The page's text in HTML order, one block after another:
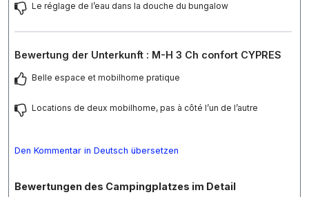
Le réglage de l’eau dans la douche du bungalow
Bewertung der Unterkunft : M-H 3 Ch confort CYPRES
Belle espace et mobilhome pratique
Locations de deux mobilhome, pas à côté l’un de l’autre
Den Kommentar in Deutsch übersetzen
Bewertungen des Campingplatzes im Detail